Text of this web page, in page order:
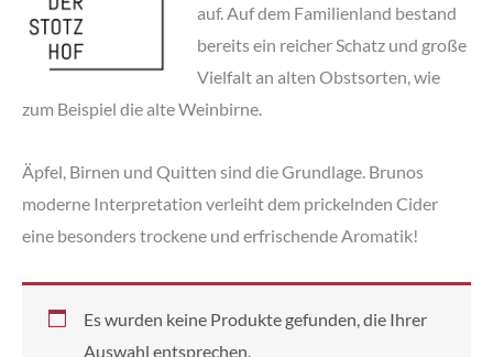
auf. Auf dem Familienland bestand
bereits ein reicher Schatz und große
Vielfalt an alten Obstsorten, wie
zum Beispiel die alte Weinbirne.
Äpfel, Birnen und Quitten sind die Grundlage. Brunos
moderne Interpretation verleiht dem prickelnden Cider
eine besonders trockene und erfrischende Aromatik!
Es wurden keine Produkte gefunden, die Ihrer
Auswahl entsprechen.